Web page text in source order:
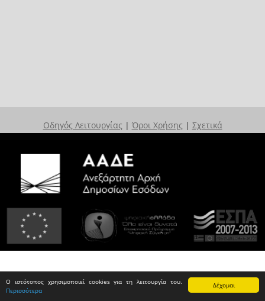
Δέχομαι
Ο ιστότοπος χρησιμοποιεί cookies για τη λειτουργία του.
Περισσότερα
Οδηγός Λειτουργίας | Όροι Χρήσης | Σχετικά